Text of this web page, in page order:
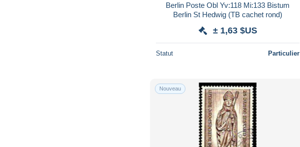
Berlin Poste Obl Yv:118 Mi:133 Bistum
Berlin St Hedwig (TB cachet rond)
± 1,63 $US
Statut Particulier
Nouveau